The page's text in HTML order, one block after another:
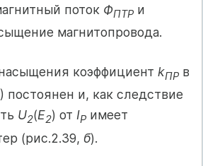
поток ФПТР и
магнитопровода.
коэффициент kПР в
и, как следствие
U2(E2) от IP имеет
(рис.2.39, б).